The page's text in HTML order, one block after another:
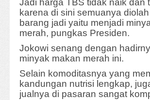
Jadi harga TBS tidak naik dan
karena di sini semuanya
barang jadi yaitu menjadi
merah, pungkas Presiden.
Jokowi senang dengan
minyak makan merah ini.
Selain komoditasnya yang
kandungan nutrisi lengkap,
jualnya di pasaran sangat